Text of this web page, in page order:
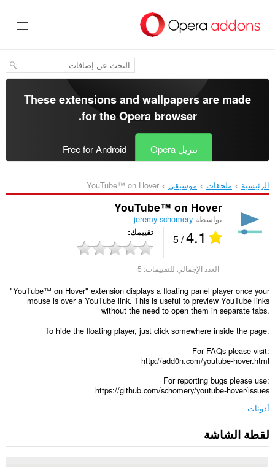
المحتوى
These extensions and wallpapers are made
for theOpera browser
.
تنزيل Opera Free for Android
الرئيسية ملحقات موسيقى YouTube™ on Hover‎
YouTube™ on Hover
بواسطة jeremy-schomery
4.1
/ 5 تقييمك
العدد الإجمالي للتقييمات: 5
"YouTube™ on Hover" extension displays a floating panel player once your
mouse is over a YouTube link. This is useful to preview YouTube links
without the need to open them in separate tabs.
To hide the floating player, just click somewhere inside the page.
For FAQs please visit:
http://add0n.com/youtube-hover.html
For reporting bugs please use:
https://github.com/schomery/youtube-hover/issues
أذونات
يستطيع
هذا
لقطة الشاشة